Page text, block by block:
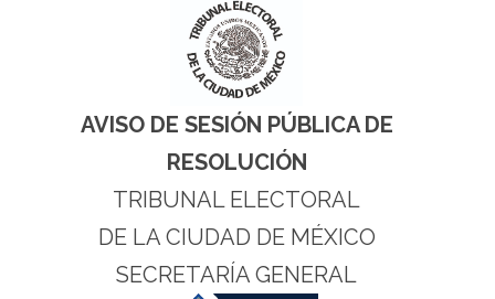
AVISO DE SESIÓN PÚBLICA DE
RESOLUCIÓN
TRIBUNAL ELECTORAL
DE LA CIUDAD DE MÉXICO
SECRETARÍA GENERAL